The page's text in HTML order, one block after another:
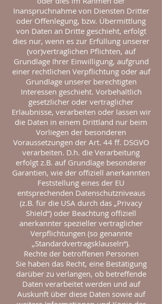
Inanspruchnahme von Diensten Dritter
oder Offenlegung, bzw. Übermittlung
von Daten an Dritte geschieht, erfolgt
dies nur, wenn es zur Erfüllung unserer
(vor)vertraglichen Pflichten, auf
Grundlage Ihrer Einwilligung, aufgrund
einer rechtlichen Verpflichtung oder auf
Grundlage unserer berechtigten
Interessen geschieht. Vorbehaltlich
gesetzlicher oder vertraglicher
Erlaubnisse, verarbeiten oder lassen wir
die Daten in einem Drittland nur beim
Vorliegen der besonderen
Voraussetzungen der Art. 44 ff. DSGVO
verarbeiten. D.h. die Verarbeitung
erfolgt z.B. auf Grundlage besonderer
Garantien, wie der offiziell anerkannten
Feststellung eines der EU
entsprechenden Datenschutzniveaus
(z.B. für die USA durch das „Privacy
Shield“) oder Beachtung offiziell
anerkannter spezieller vertraglicher
Verpflichtungen (so genannte
„Standardvertragsklauseln“).
Rechte der betroffenen Personen
Sie haben das Recht, eine Bestätigung
darüber zu verlangen, ob betreffende
Daten verarbeitet werden und auf
Auskunft über diese Daten sowie auf